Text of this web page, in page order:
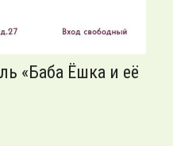
«Баба Ёшка и её